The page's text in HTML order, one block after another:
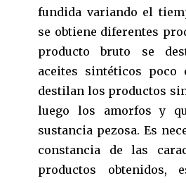
fundida variando el
se obtiene diferentes
producto bruto se
aceites sintéticos poco
destilan los productos
luego los amorfos y
sustancia pezosa. Es
constancia de las
productos obtenidos,